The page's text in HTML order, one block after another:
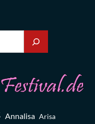
Annalisa Arisa